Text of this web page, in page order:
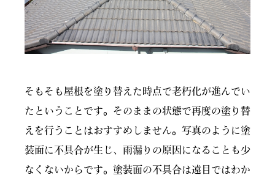
そもそも屋根を塗り替えた時点で老朽化が進んでい
たということです。そのままの状態で再度の塗り替
えを行うことはおすすめしません。写真のように塗
装面に不具合が生じ、雨漏りの原因になることも少
なくないからです。塗装面の不具合は遠目ではわか